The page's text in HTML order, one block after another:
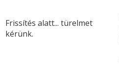
Frissítés alatt... türelmet
kérünk.